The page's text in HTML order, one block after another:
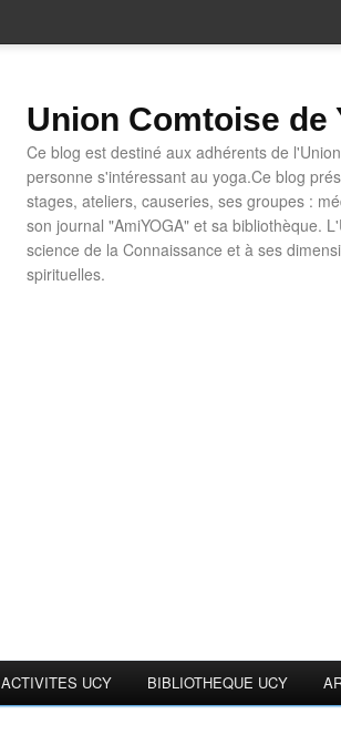
Union Comtoise de
Ce blog est destiné aux adhérents de
personne s'intéressant au yoga.Ce blog
stages, ateliers, causeries, ses groupes :
son journal "AmiYOGA" et sa bibliothèque.
science de la Connaissance et à ses
spirituelles.
ACTIVITES UCY BIBLIOTHEQUE UCY